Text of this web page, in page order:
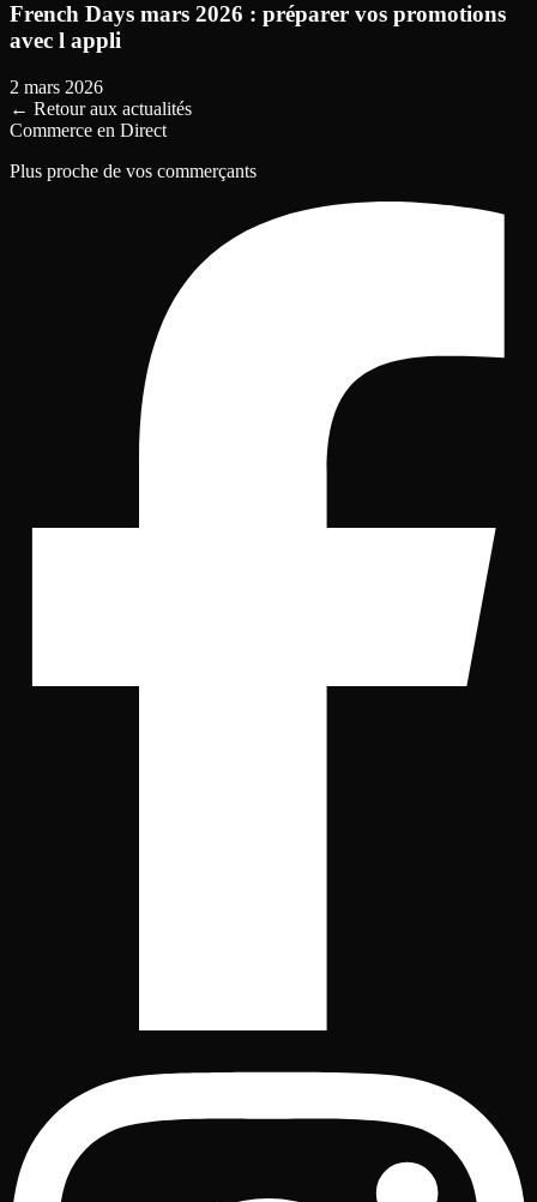
French Days mars 2026 : préparer vos promotions
avec l appli
2 mars 2026
← Retour aux actualités
Commerce en Direct
Plus proche de vos commerçants